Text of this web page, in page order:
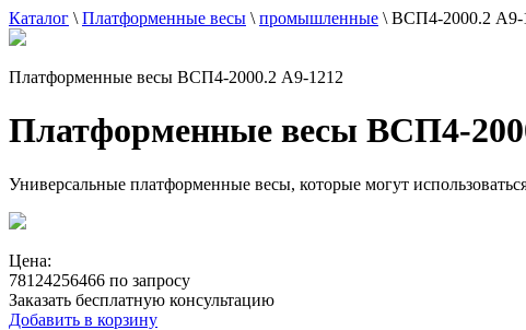
Каталог \ Платформенные весы \ промышленные \ ВСП4-2000.2 А9-
Платформенные весы ВСП4-2000.2 А9-1212
Платформенные весы ВСП4-
Универсальные платформенные весы, которые могут
Цена:
78124256466 по запросу
Заказать бесплатную консультацию
Добавить в корзину